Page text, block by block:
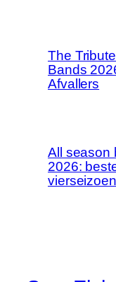
The
Bands
Afvallers
All season
2026: